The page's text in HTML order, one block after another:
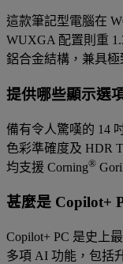
這款筆記型電腦在
WUXGA 配置則重
鋁合金結構，兼具極
提供哪些顯示選
備有令人驚嘆的 14
色彩準確度及 HDR
均支援 Corning®
甚麼是 Copilot+
Copilot+ PC 是史上
多項 AI 功能，包括